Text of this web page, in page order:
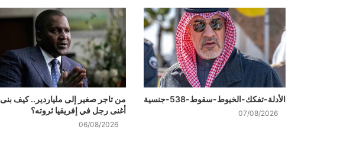
الأدلة-تفكك-الخيوط-سقوط-538-جنسية
07/08/2026
من تاجر صغير إلى ملياردير.. كيف بنى
أغنى رجل في إفريقيا ثروته؟
06/08/2026